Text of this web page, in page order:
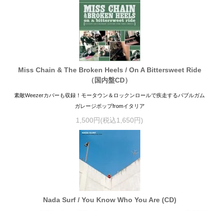
Miss Chain & The Broken Heels / On A Bittersweet Ride
（国内盤CD）
素敵Weezerカバーも収録！モータウン＆ロックンロールで疾走するバブルガム
ガレージポップfromイタリア
1,500円(税込1,650円)
Nada Surf / You Know Who You Are (CD)